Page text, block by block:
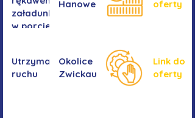
załadunkowym
w porcie
Hanower
oferty
Utrzymanie
ruchu
Okolice
Zwickau
Link do
oferty